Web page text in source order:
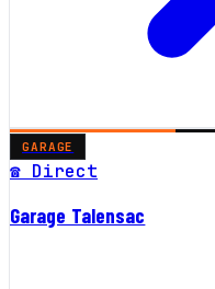
GARAGE
☎ Direct
Garage Talensac